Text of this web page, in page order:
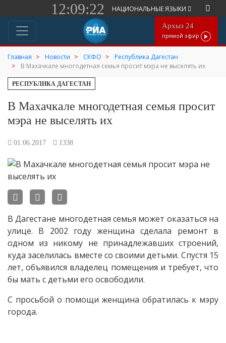
12:09:22 НАЦИОНАЛЬНЫЕ ЯЗЫКИ
Архыз 24
прямой эфир
Главная Новости СКФО
Республика Дагестан
В Махачкале многодетная семья просит мэра не выселять их
РЕСПУБЛИКА ДАГЕСТАН
В Махачкале многодетная семья просит
мэра не выселять их
01.06.2017 1338
В Дагестане многодетная семья может оказаться на
улице. В 2002 году женщина сделала ремонт в
одном из никому не принадлежавших строений,
куда заселилась вместе со своими детьми. Спустя 15
лет, объявился владелец помещения и требует, что
бы мать с детьми его освободили.
С просьбой о помощи женщина обратилась к мэру
города.